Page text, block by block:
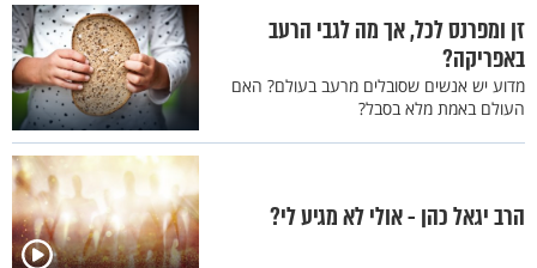
זן ומפרנס לכל, אך מה לגבי הרעב
באפריקה?
מדוע יש אנשים שסובלים מרעב בעולם? האם
העולם באמת מלא בסבל?
הרב יגאל כהן - אולי לא מגיע לי?